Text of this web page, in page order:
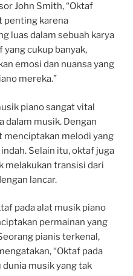
John Smith, “Oktaf
penting karena
luas dalam sebuah karya
cukup banyak,
emosi dan nuansa yang
mereka.”
piano sangat vital
dalam musik. Dengan
menciptakan melodi yang
Selain itu, oktaf juga
melakukan transisi dari
lancar.
pada alat musik piano
permainan yang
pianis terkenal,
“Oktaf pada
musik yang tak